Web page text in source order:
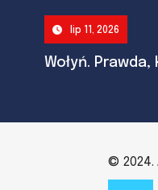
lip 11, 2026
Wołyń.
© 2024.